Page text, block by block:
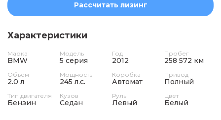
Рассчитать лизинг
Характеристики
Марка
BMW
Модель
5 серия
Год
2012
Пробег
258 572 км
Объем
2.0 л
Мощность
245 л.с.
Коробка
Автомат
Привод
Полный
Тип двигателя
Бензин
Кузов
Седан
Руль
Левый
Цвет
Белый